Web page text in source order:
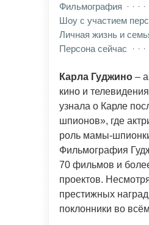
Фильмография
Шоу с участием
Личная жизнь и
Персона сейчас
Карла Гуджино –
кино и
узнала о Карле
шпионов», где
роль мамы-
Фильмография
70 фильмов и
проектов.
престижных
поклонники во